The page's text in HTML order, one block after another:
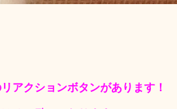
アクションボタンがあります！